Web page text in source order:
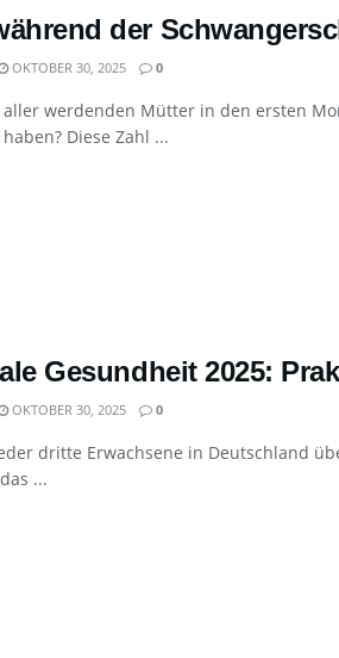
der
OKTOBER 30, 2025 0
aller werdenden Mütter in den ersten
Diese Zahl ...
Gesundheit 2025:
OKTOBER 30, 2025 0
dritte Erwachsene in Deutschland
...